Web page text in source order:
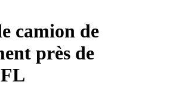
camion de
près de